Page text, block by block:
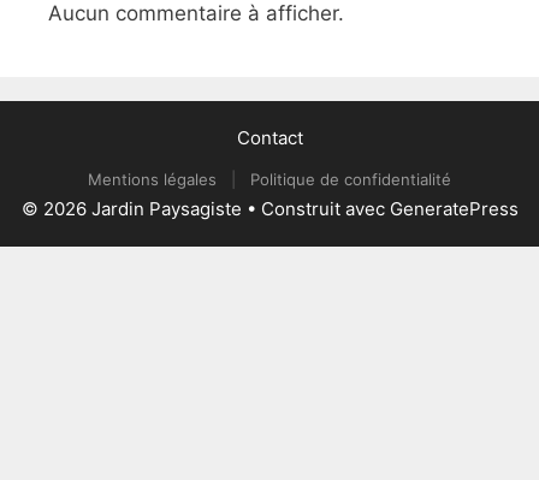
Aucun commentaire à afficher.
Contact
Mentions légales Politique de confidentialité
© 2026 Jardin Paysagiste • Construit avec GeneratePress